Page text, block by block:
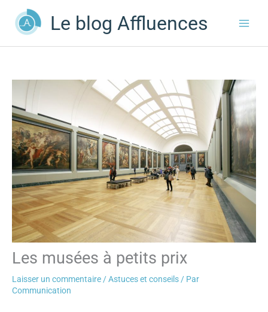
contenu
Le blog Affluences
Les musées à petits prix
Laisser un commentaire /Astuces et conseils / Par
Communication